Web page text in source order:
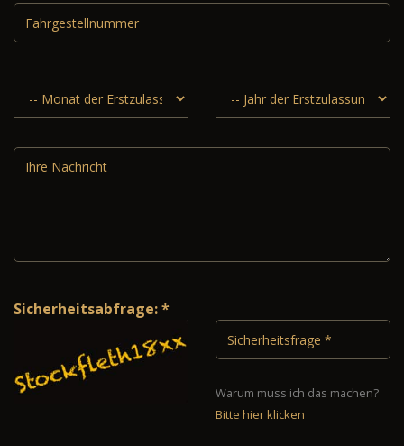
Sicherheitsabfrage: *
Warum muss ich das machen?
Bitte hier klicken